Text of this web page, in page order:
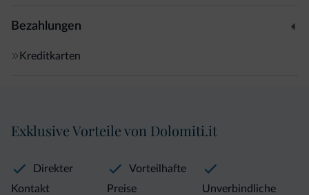
Bezahlungen
Kreditkarten
Exklusive Vorteile von Dolomiti.it
Direkter
Kontakt
Vorteilhafte
Preise
Unverbindliche